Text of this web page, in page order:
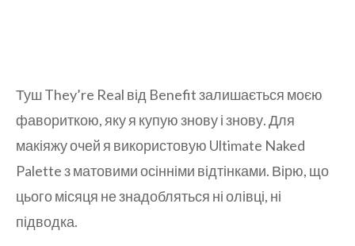
Туш They’re Real від Benefit залишається моєю
фавориткою, яку я купую знову і знову. Для
макіяжу очей я використовую Ultimate Naked
Palette з матовими осінніми відтінками. Вірю, що
цього місяця не знадобляться ні олівці, ні
підводка.